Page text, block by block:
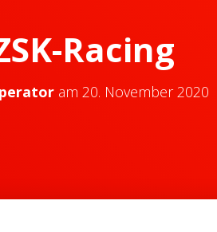
Racing
am 20. November 2020